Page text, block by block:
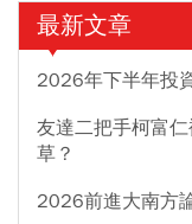
最新文章
2026年下半年投
友達二把手柯富
草？
2026前進大南方